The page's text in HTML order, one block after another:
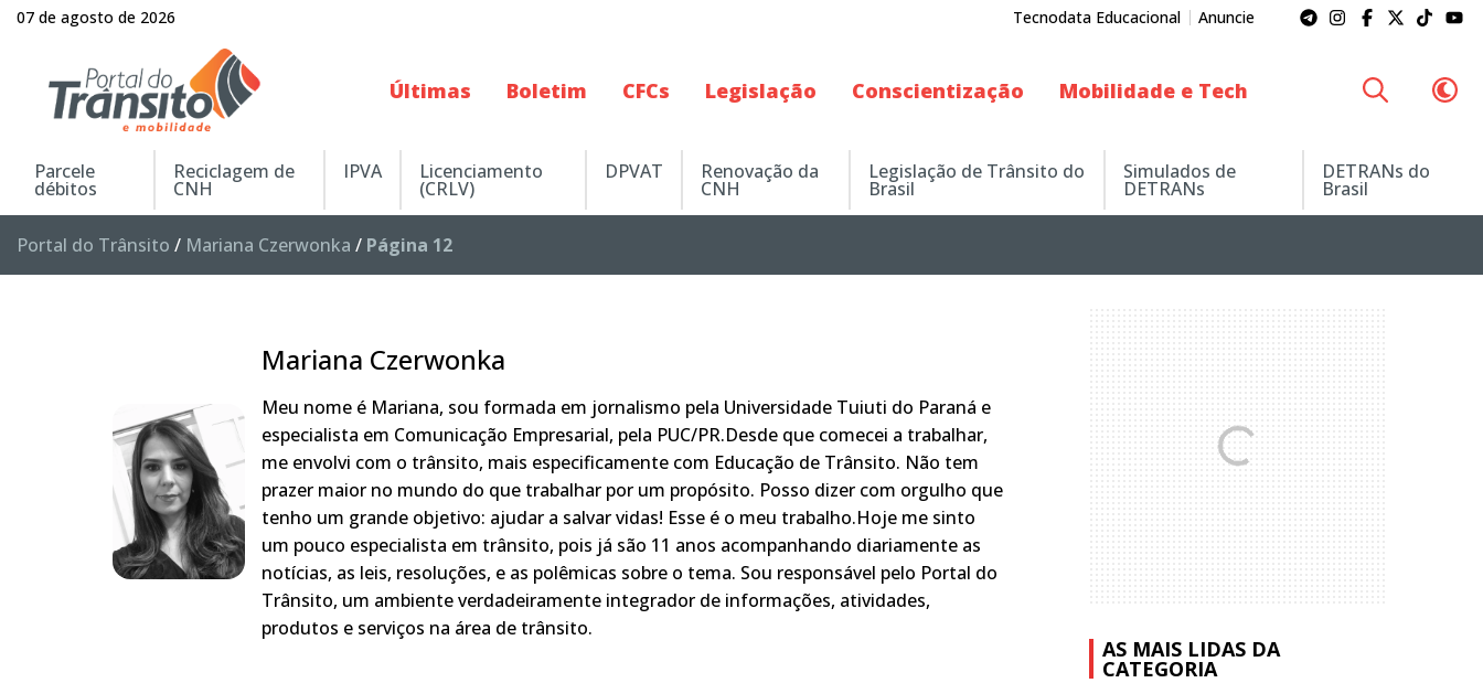
07 de agosto de 2026 Tecnodata Educacional Anuncie
Últimas Boletim CFCs Legislação Conscientização Mobilidade e Tech
Parcele
débitos
Reciclagem de
CNH
IPVA Licenciamento
(CRLV)
DPVAT Renovação da
CNH
Legislação de Trânsito do
Brasil
Simulados de
DETRANs
DETRANs do
Brasil
Portal do Trânsito / Mariana Czerwonka / Página 12
Mariana Czerwonka
Meu nome é Mariana, sou formada em jornalismo pela Universidade Tuiuti do Paraná e
especialista em Comunicação Empresarial, pela PUC/PR.Desde que comecei a trabalhar,
me envolvi com o trânsito, mais especificamente com Educação de Trânsito. Não tem
prazer maior no mundo do que trabalhar por um propósito. Posso dizer com orgulho que
tenho um grande objetivo: ajudar a salvar vidas! Esse é o meu trabalho.Hoje me sinto
um pouco especialista em trânsito, pois já são 11 anos acompanhando diariamente as
notícias, as leis, resoluções, e as polêmicas sobre o tema. Sou responsável pelo Portal do
Trânsito, um ambiente verdadeiramente integrador de informações, atividades,
produtos e serviços na área de trânsito.
AS MAIS LIDAS DA
CATEGORIA